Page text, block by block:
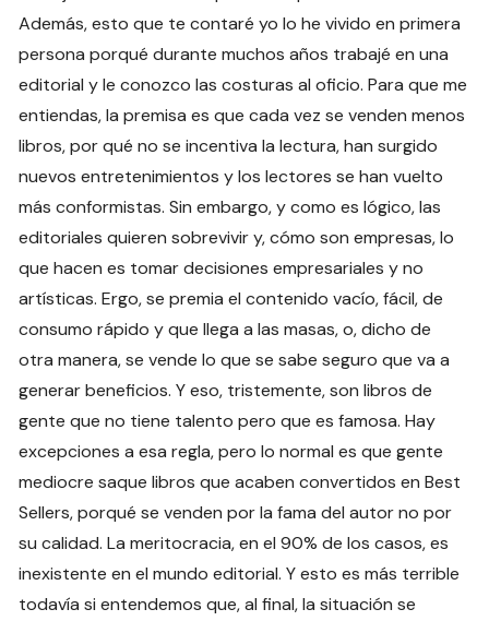
Además, esto que te contaré yo lo he vivido en primera
persona porqué durante muchos años trabajé en una
editorial y le conozco las costuras al oficio. Para que me
entiendas, la premisa es que cada vez se venden menos
libros, por qué no se incentiva la lectura, han surgido
nuevos entretenimientos y los lectores se han vuelto
más conformistas. Sin embargo, y como es lógico, las
editoriales quieren sobrevivir y, cómo son empresas, lo
que hacen es tomar decisiones empresariales y no
artísticas. Ergo, se premia el contenido vacío, fácil, de
consumo rápido y que llega a las masas, o, dicho de
otra manera, se vende lo que se sabe seguro que va a
generar beneficios. Y eso, tristemente, son libros de
gente que no tiene talento pero que es famosa. Hay
excepciones a esa regla, pero lo normal es que gente
mediocre saque libros que acaben convertidos en Best
Sellers, porqué se venden por la fama del autor no por
su calidad. La meritocracia, en el 90% de los casos, es
inexistente en el mundo editorial. Y esto es más terrible
todavía si entendemos que, al final, la situación se